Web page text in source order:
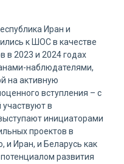
Иран и
к ШОС в качестве
в 2023 и 2024 годах
наблюдателями,
на активную
вступления – с
в
инициаторами
проектов в
и Иран, и Беларусь как
развития